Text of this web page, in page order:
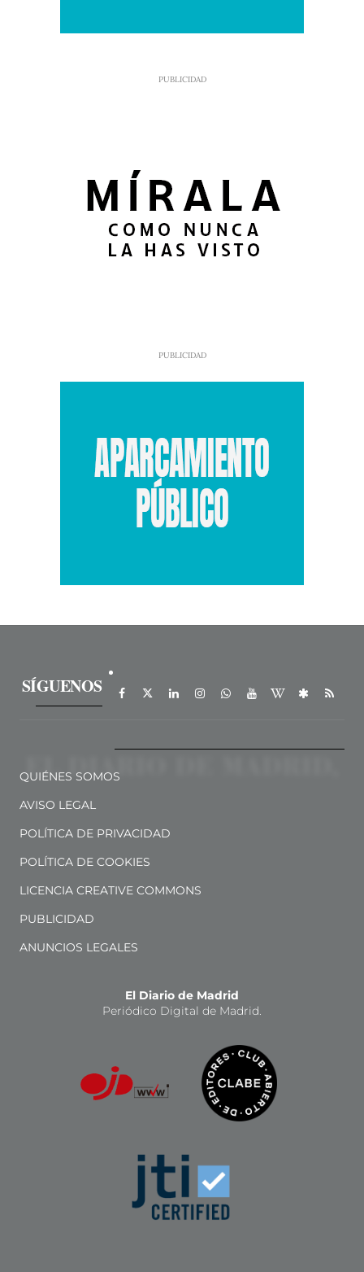
SÍGUENOS
QUIÉNES SOMOS
AVISO LEGAL
POLÍTICA DE PRIVACIDAD
POLÍTICA DE COOKIES
LICENCIA CREATIVE COMMONS
PUBLICIDAD
ANUNCIOS LEGALES
El Diario de Madrid
Periódico Digital de Madrid.